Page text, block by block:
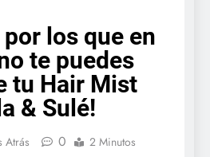
los que en
te puedes
tu Hair Mist
& Sulé!
Atrás 0 2 Minutos